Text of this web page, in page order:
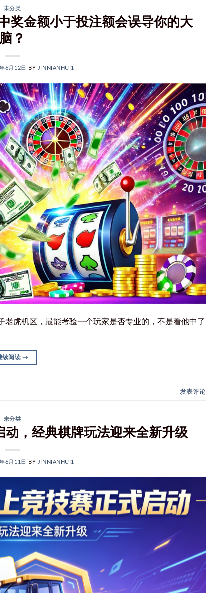
未分类
奖金额小于投注额会误导你的大
脑？
6月12日 BY JINNIANHUI1
虎机区，最能考验一个玩家是否专业的，不是看他中了
续阅读→
发表评论
未分类
，经典棋牌玩法迎来全新升级
6月11日 BY JINNIANHUI1